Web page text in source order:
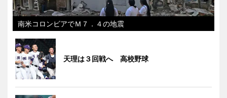
南米コロンビアでＭ７．４の地震
天理は３回戦へ 高校野球